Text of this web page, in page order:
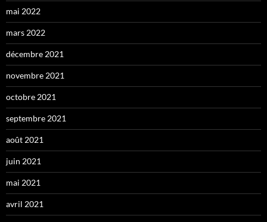
mai 2022
mars 2022
décembre 2021
novembre 2021
octobre 2021
septembre 2021
août 2021
juin 2021
mai 2021
avril 2021